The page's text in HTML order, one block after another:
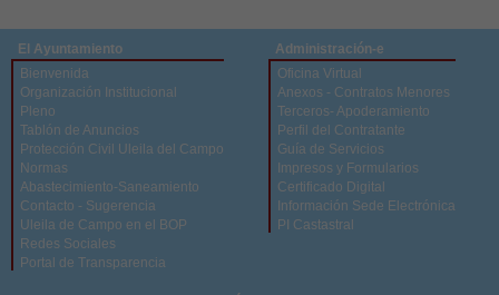
El Ayuntamiento
Bienvenida
Organización Institucional
Pleno
Tablón de Anuncios
Protección Civil Uleila del Campo
Normas
Abastecimiento-Saneamiento
Contacto - Sugerencia
Uleila de Campo en el BOP
Redes Sociales
Portal de Transparencia
Administración-e
Oficina Virtual
Anexos - Contratos Menores
Terceros- Apoderamiento
Perfil del Contratante
Guía de Servicios
Impresos y Formularios
Certificado Digital
Información Sede Electrónica
PI Castastral